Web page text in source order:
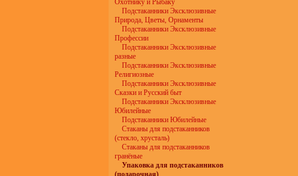
Охотнику и Рыбаку
Подстаканники Эксклюзивные
Природа, Цветы, Орнаменты
Подстаканники Эксклюзивные
Профессии
Подстаканники Эксклюзивные
разные
Подстаканники Эксклюзивные
Религиозные
Подстаканники Эксклюзивные
Сказки и Русский быт
Подстаканники Эксклюзивные
Юбилейные
Подстаканники Юбилейные
Стаканы для подстаканников
(стекло, хрусталь)
Стаканы для подстаканников
гранёные
Упаковка для подстаканников
(подарочная)